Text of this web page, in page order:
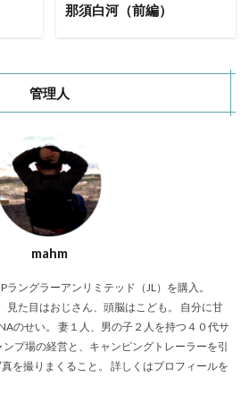
那須白河（前編）
管理人
mahm
ングラーアンリミテッド（JL）を購入。
見た目はおじさん、頭脳はこども。 自分に甘
のせい。 妻１人、男の子２人を持つ４０代サ
プ場の経営と、キャンピングトレーラーを引
を撮りまくること。 詳しくはプロフィールを